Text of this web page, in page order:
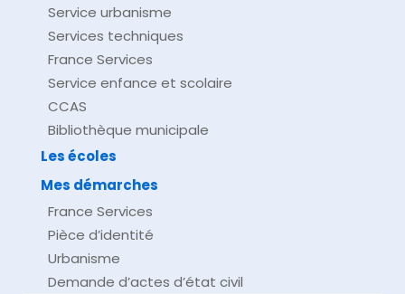
Service urbanisme
Services techniques
France Services
Service enfance et scolaire
CCAS
Bibliothèque municipale
Les écoles
Mes démarches
France Services
Pièce d’identité
Urbanisme
Demande d’actes d’état civil